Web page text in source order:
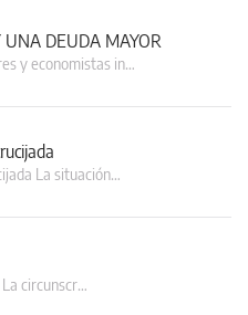
DEUDA MAYOR
y economistas in…
La situación…
La circunscr…